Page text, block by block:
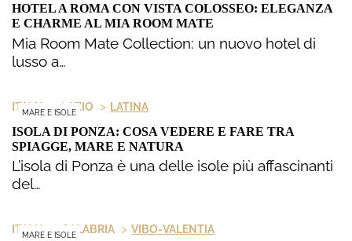
HOTEL A ROMA CON VISTA COLOSSEO: ELEGANZA
E CHARME AL MIA ROOM MATE
Mia Room Mate Collection: un nuovo hotel di
lusso a…
MARE E ISOLE
ITALIA > LAZIO > LATINA
ISOLA DI PONZA: COSA VEDERE E FARE TRA
SPIAGGE, MARE E NATURA
L’isola di Ponza è una delle isole più affascinanti
del…
MARE E ISOLE
ITALIA > CALABRIA > VIBO-VALENTIA